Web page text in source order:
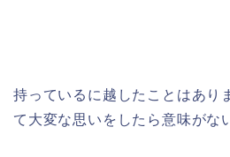
持っているに越したことはあり
て大変な思いをしたら意味がな